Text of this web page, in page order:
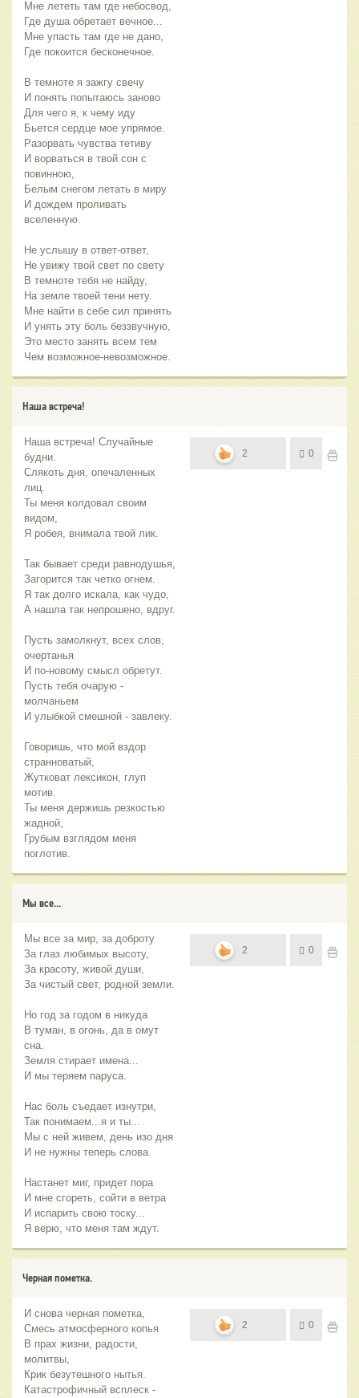
Мне лететь там где небосвод,
Где душа обретает вечное...
Мне упасть там где не дано,
Где покоится бесконечное.
В темноте я зажгу свечу
И понять попытаюсь заново
Для чего я, к чему иду
Бьется сердце мое упрямое.
Разорвать чувства тетиву
И ворваться в твой сон с
повинною,
Белым снегом летать в миру
И дождем проливать
вселенную.
Не услышу в ответ-ответ,
Не увижу твой свет по свету
В темноте тебя не найду,
На земле твоей тени нету.
Мне найти в себе сил принять
И унять эту боль беззвучную,
Это место занять всем тем
Чем возможное-невозможное.
Наша встреча!
Наша встреча! Случайные
будни.
Слякоть дня, опечаленных
лиц.
Ты меня колдовал своим
видом,
Я робея, внимала твой лик.
Так бывает среди равнодушья,
Загорится так четко огнем.
Я так долго искала, как чудо,
А нашла так непрошено, вдруг.
Пусть замолкнут, всех слов,
очертанья
И по-новому смысл обретут.
Пусть тебя очарую -
молчаньем
И улыбкой смешной - завлеку.
Говоришь, что мой вздор
странноватый,
Жутковат лексикон, глуп
мотив.
Ты меня держишь резкостью
жадной,
Грубым взглядом меня
поглотив.
2 0
Мы все...
Мы все за мир, за доброту
За глаз любимых высоту,
За красоту, живой души,
За чистый свет, родной земли.
Но год за годом в никуда
В туман, в огонь, да в омут
сна.
Земля стирает имена...
И мы теряем паруса.
Нас боль съедает изнутри,
Так понимаем...я и ты...
Мы с ней живем, день изо дня
И не нужны теперь слова.
Настанет миг, придет пора
И мне сгореть, сойти в ветра
И испарить свою тоску...
Я верю, что меня там ждут.
2 0
Черная пометка.
И снова черная пометка,
Смесь атмосферного копья
В прах жизни, радости,
молитвы,
Крик безутешного нытья.
Катастрофичный всплеск -
2 0